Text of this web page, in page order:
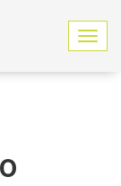
Z
o